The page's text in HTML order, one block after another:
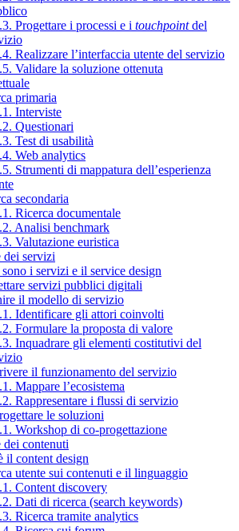
Progettare i processi e i touchpointdel
Realizzare l’interfaccia utente del servizio
Validare la soluzione ottenuta
primaria
Interviste
Questionari
Test di usabilità
Web analytics
Strumenti di mappatura dell’esperienza
secondaria
Ricerca documentale
Analisi benchmark
Valutazione euristica
dei servizi
sono i servizi e il service design
servizi pubblici digitali
il modello di servizio
Identificare gli attori coinvolti
Formulare la proposta di valore
Inquadrare gli elementi costitutivi del
il funzionamento del servizio
Mappare l’ecosistema
Rappresentare i flussi di servizio
le soluzioni
Workshop di co-progettazione
dei contenuti
il content design
utente sui contenuti e il linguaggio
Content discovery
Dati di ricerca (search keywords)
Ricerca tramite analytics